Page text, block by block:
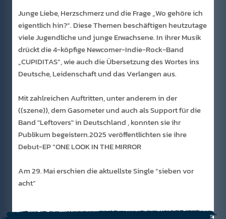
Junge Liebe, Herzschmerz und die Frage „Wo gehöre ich
eigentlich hin?“. Diese Themen beschäftigen heutzutage
viele Jugendliche und junge Erwachsene. In ihrer Musik
drückt die 4-köpfige Newcomer-Indie-Rock-Band
„CUPIDITAS“, wie auch die Übersetzung des Wortes ins
Deutsche, Leidenschaft und das Verlangen aus.
Mit zahlreichen Auftritten, unter anderem in der
((szene)), dem Gasometer und auch als Support für die
Band "Leftovers" in Deutschland , konnten sie ihr
Publikum begeistern.2025 veröffentlichten sie ihre
Debut-EP “ONE LOOK IN THE MIRROR
Am 29. Mai erschien die aktuellste Single “sieben vor
acht”